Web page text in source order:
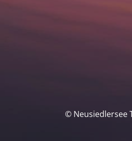
© Neusiedlersee